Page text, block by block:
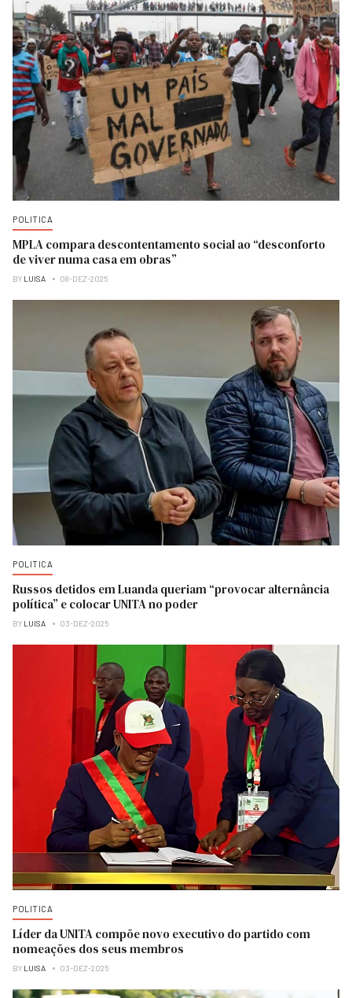
POLITICA
MPLA compara descontentamento social ao “desconforto
de viver numa casa em obras”
BY LUISA 08-DEZ-2025
POLITICA
Russos detidos em Luanda queriam “provocar alternância
política” e colocar UNITA no poder
BY LUISA 03-DEZ-2025
POLITICA
Líder da UNITA compõe novo executivo do partido com
nomeações dos seus membros
BY LUISA 03-DEZ-2025